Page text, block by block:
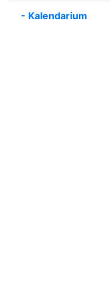
- Kalendarium